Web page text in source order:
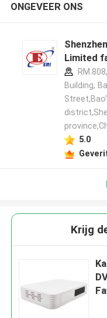
ONGEVEER ONS
Limited
Building,
5.0
Krijg